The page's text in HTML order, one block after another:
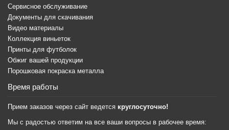
Сервисное обслуживание
Документы для скачивания
Видео материалы
Коллекция виньеток
Принты для футболок
Обжиг вашей продукции
Порошковая покраска металла
Время работы
Прием заказов через сайт ведется круглосуточно!
Мы с радостью ответим на все ваши вопросы в рабочее время: